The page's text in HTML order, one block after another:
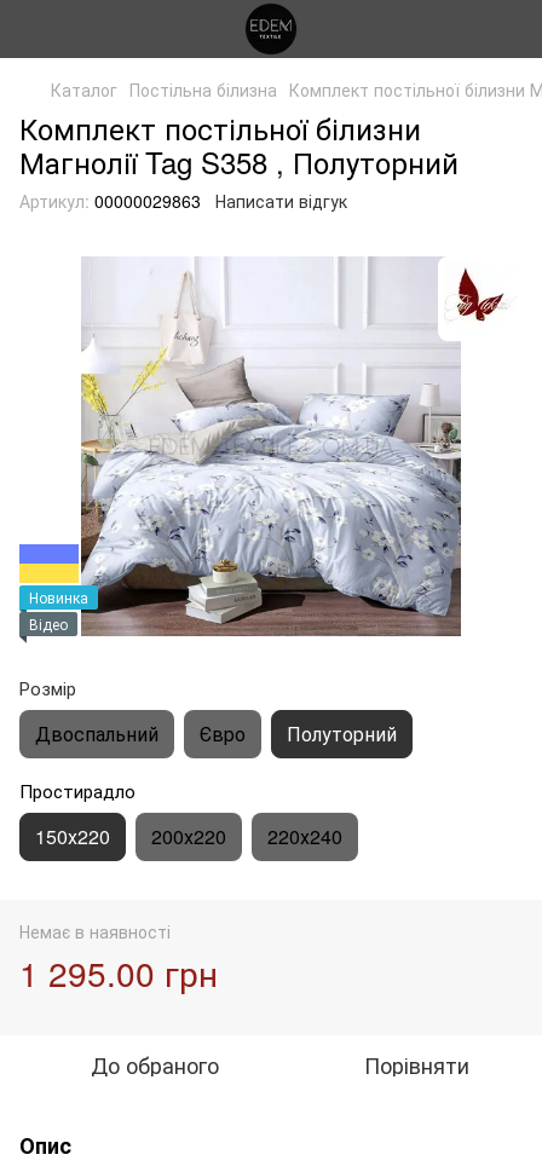
Каталог Постільна білизна Комплект постільної білизни
Комплект постільної білизни
Магнолії Tag S358 , Полуторний
Артикул: 00000029863 Написати відгук
Новинка
Відео
Розмір
Двоспальний Євро Полуторний
Простирадло
150х220 200х220 220х240
Немає в наявності
1 295.00 грн
До обраного Порівняти
Опис